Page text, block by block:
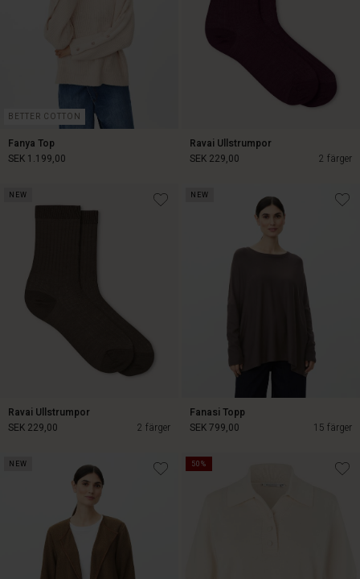
BETTER COTTON
Fanya Top
SEK 1.199,00
Ravai Ullstrumpor
2 färger
SEK 229,00
NEW
Ravai Ullstrumpor
2 färger
SEK 229,00
NEW
Fanasi Topp
15 färger
SEK 799,00
NEW 50%